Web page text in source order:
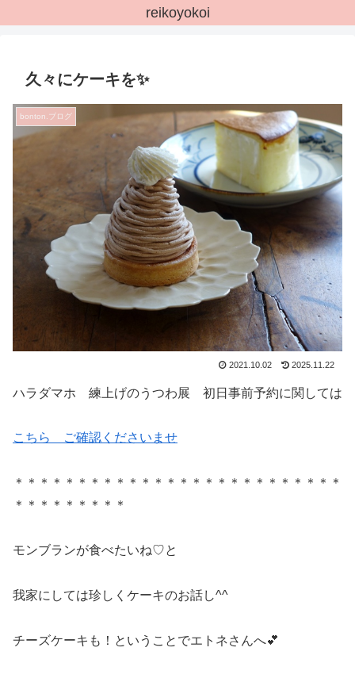
reikoyokoi
久々にケーキを✨
bonton.ブログ
2021.10.02 2025.11.22
ハラダマホ 練上げのうつわ展 初日事前予約に関しては
こちら ご確認くださいませ
＊＊＊＊＊＊＊＊＊＊＊＊＊＊＊＊＊＊＊＊＊＊＊＊＊＊
＊＊＊＊＊＊＊＊＊
モンブランが食べたいね♡と
我家にしては珍しくケーキのお話し^^
チーズケーキも！ということでエトネさんへ💕